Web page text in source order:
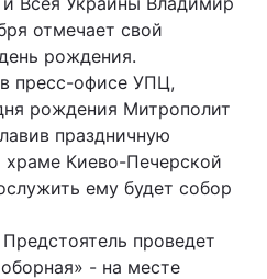
отмечает свой
рождения.
пресс-офисе УПЦ,
рождения Митрополит
праздничную
Киево-Печерской
ему будет собор
проведет
- на месте